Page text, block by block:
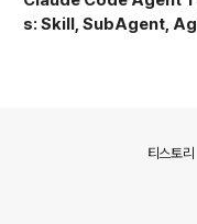
s: Skill, SubAgent,
티스토리